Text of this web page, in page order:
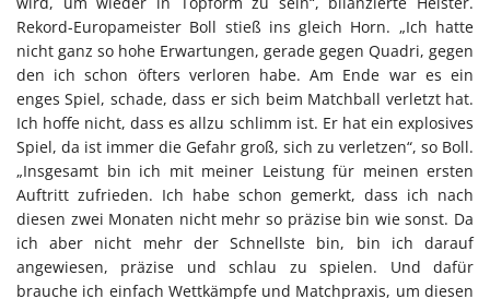
Rekord-Europameister Boll stieß ins gleich Horn. „Ich hatte
nicht ganz so hohe Erwartungen, gerade gegen Quadri, gegen
den ich schon öfters verloren habe. Am Ende war es ein
enges Spiel, schade, dass er sich beim Matchball verletzt hat.
Ich hoffe nicht, dass es allzu schlimm ist. Er hat ein explosives
Spiel, da ist immer die Gefahr groß, sich zu verletzen“, so Boll.
„Insgesamt bin ich mit meiner Leistung für meinen ersten
Auftritt zufrieden. Ich habe schon gemerkt, dass ich nach
diesen zwei Monaten nicht mehr so präzise bin wie sonst. Da
ich aber nicht mehr der Schnellste bin, bin ich darauf
angewiesen, präzise und schlau zu spielen. Und dafür
brauche ich einfach Wettkämpfe und Matchpraxis, um diesen